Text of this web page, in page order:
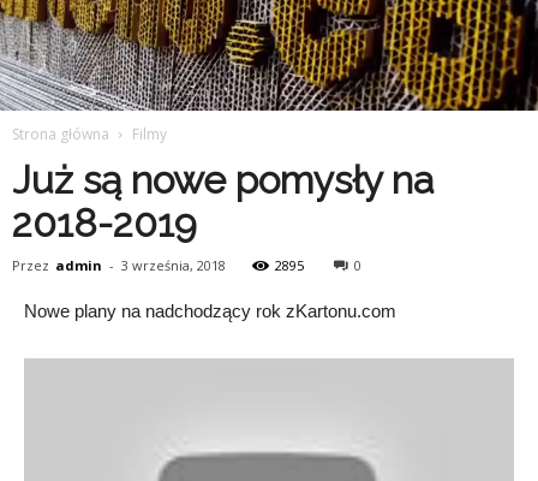
Strona główna Filmy
Już są nowe pomysły na
2018-2019
Przez admin - 3 września, 2018 2895 0
Nowe plany na nadchodzący rok zKartonu.com